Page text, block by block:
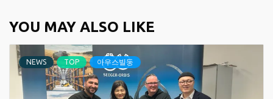
YOU MAY ALSO LIKE
NEWS TOP 아우스빌둥